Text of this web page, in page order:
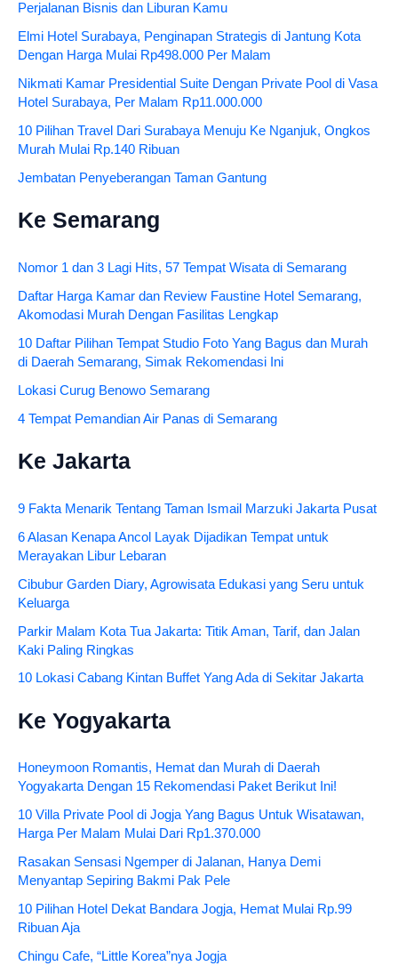
Perjalanan Bisnis dan Liburan Kamu
Elmi Hotel Surabaya, Penginapan Strategis di Jantung Kota
Dengan Harga Mulai Rp498.000 Per Malam
Nikmati Kamar Presidential Suite Dengan Private Pool di Vasa
Hotel Surabaya, Per Malam Rp11.000.000
10 Pilihan Travel Dari Surabaya Menuju Ke Nganjuk, Ongkos
Murah Mulai Rp.140 Ribuan
Jembatan Penyeberangan Taman Gantung
Ke Semarang
Nomor 1 dan 3 Lagi Hits, 57 Tempat Wisata di Semarang
Daftar Harga Kamar dan Review Faustine Hotel Semarang,
Akomodasi Murah Dengan Fasilitas Lengkap
10 Daftar Pilihan Tempat Studio Foto Yang Bagus dan Murah
di Daerah Semarang, Simak Rekomendasi Ini
Lokasi Curug Benowo Semarang
4 Tempat Pemandian Air Panas di Semarang
Ke Jakarta
9 Fakta Menarik Tentang Taman Ismail Marzuki Jakarta Pusat
6 Alasan Kenapa Ancol Layak Dijadikan Tempat untuk
Merayakan Libur Lebaran
Cibubur Garden Diary, Agrowisata Edukasi yang Seru untuk
Keluarga
Parkir Malam Kota Tua Jakarta: Titik Aman, Tarif, dan Jalan
Kaki Paling Ringkas
10 Lokasi Cabang Kintan Buffet Yang Ada di Sekitar Jakarta
Ke Yogyakarta
Honeymoon Romantis, Hemat dan Murah di Daerah
Yogyakarta Dengan 15 Rekomendasi Paket Berikut Ini!
10 Villa Private Pool di Jogja Yang Bagus Untuk Wisatawan,
Harga Per Malam Mulai Dari Rp1.370.000
Rasakan Sensasi Ngemper di Jalanan, Hanya Demi
Menyantap Sepiring Bakmi Pak Pele
10 Pilihan Hotel Dekat Bandara Jogja, Hemat Mulai Rp.99
Ribuan Aja
Chingu Cafe, “Little Korea”nya Jogja